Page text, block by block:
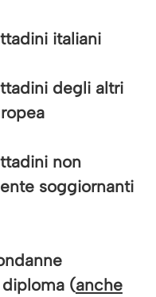
italiani
degli altri
non
soggiornanti
(anche